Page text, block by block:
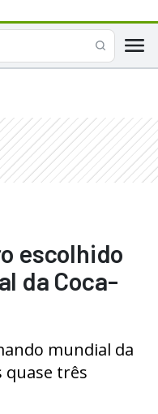
escolhido
da Coca-
mundial da
quase três